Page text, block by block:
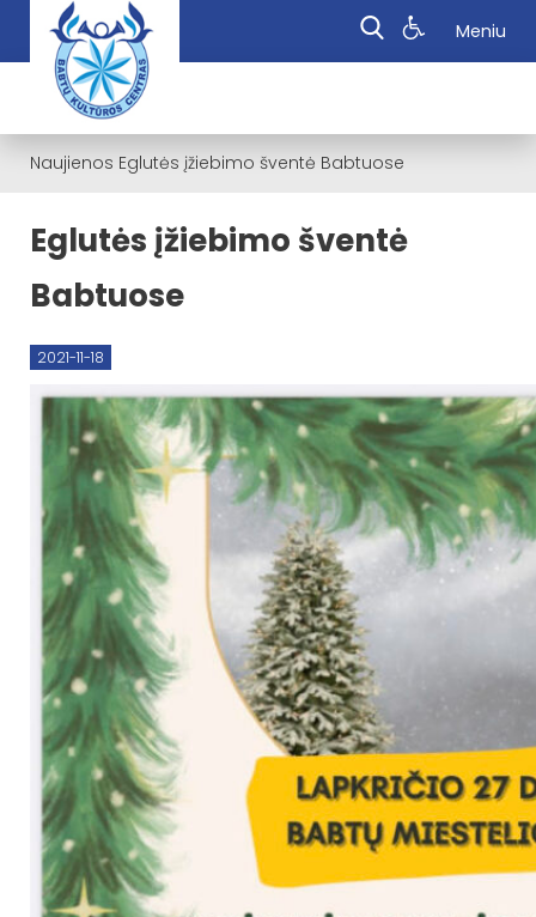
Meniu
Naujienos Eglutės įžiebimo šventė Babtuose
Eglutės įžiebimo šventė
Babtuose
2021-11-18